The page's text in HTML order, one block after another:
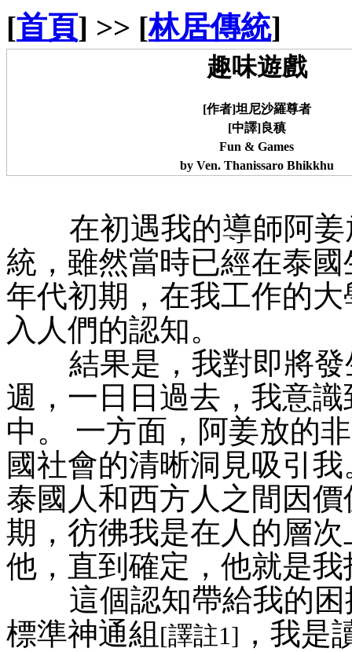
[首頁] >> [林居傳統]
趣味遊戲
[作者]坦尼沙羅尊者
[中譯]良稹
Fun & Games
by Ven. Thanissaro Bhikkhu
在初遇我的導師阿姜
統，雖然當時已經在泰
年代初期，在我工作的
入人們的認知。
結果是，我對即將發
週，一日日過去，我意
中。 一方面，阿姜放的
國社會的清晰洞見吸引
泰國人和西方人之間因
期，彷彿我是在人的層
他，直到確定，他就是
這個認知帶給我的困
標準神通組 [譯註1] ，我是